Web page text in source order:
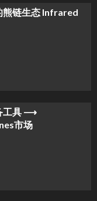
熊链生态 Infrared
工具 ⟶
市场